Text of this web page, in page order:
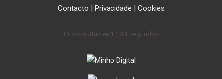
Contacto | Privacidade | Cookies
16 consultas en 1,134 segundos.